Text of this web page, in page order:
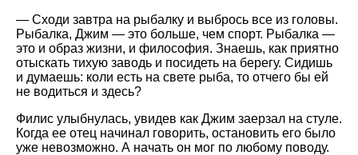
— Сходи завтра на рыбалку и выбрось все из головы.
Рыбалка, Джим — это больше, чем спорт. Рыбалка —
это и образ жизни, и философия. Знаешь, как приятно
отыскать тихую заводь и посидеть на берегу. Сидишь
и думаешь: коли есть на свете рыба, то отчего бы ей
не водиться и здесь?
Филис улыбнулась, увидев как Джим заерзал на стуле.
Когда ее отец начинал говорить, остановить его было
уже невозможно. А начать он мог по любому поводу.